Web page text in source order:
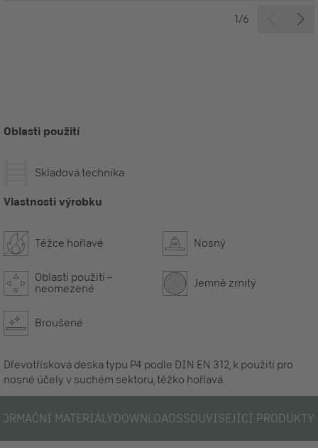
1/6
Oblasti použití
Skladová technika
Vlastnosti výrobku
Těžce hořlavé Nosný
Oblasti použití –
neomezené
Jemně zrnitý
Broušené
Dřevotřísková deska typu P4 podle DIN EN 312, k použití pro
nosné účely v suchém sektoru, těžko hořlavá.
MATERIÁLYDOWNLOADSSOUVISEJÍCÍ PRODUKTY